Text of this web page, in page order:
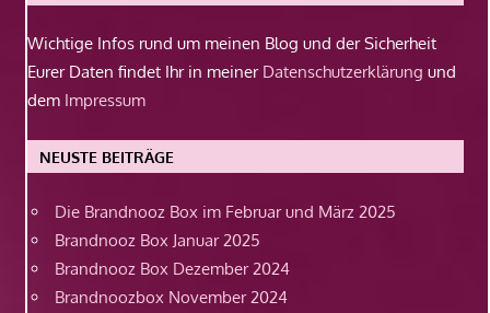
Wichtige Infos rund um meinen Blog und der Sicherheit
Eurer Daten findet Ihr in meiner Datenschutzerklärung und
dem Impressum
NEUSTE BEITRÄGE
Die Brandnooz Box im Februar und März 2025
Brandnooz Box Januar 2025
Brandnooz Box Dezember 2024
Brandnoozbox November 2024